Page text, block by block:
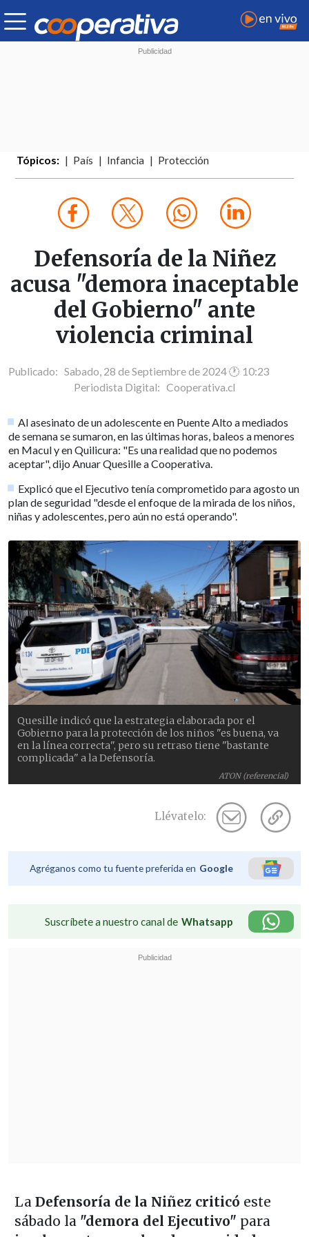
Tópicos: País Infancia Protección
Defensoría de la Niñez
acusa "demora inaceptable
del Gobierno" ante
violencia criminal
Publicado: Sabado, 28 de Septiembre de 2024 🕐 10:23
Periodista Digital: Cooperativa.cl
Al asesinato de un adolescente en Puente Alto a mediados
de semana se sumaron, en las últimas horas, baleos a menores
en Macul y en Quilicura: "Es una realidad que no podemos
aceptar", dijo Anuar Quesille a Cooperativa.
Explicó que el Ejecutivo tenía comprometido para agosto un
plan de seguridad "desde el enfoque de la mirada de los niños,
niñas y adolescentes, pero aún no está operando".
ATON (referencial)
Quesille indicó que la estrategia elaborada por el
Gobierno para la protección de los niños "es buena, va
en la línea correcta", pero su retraso tiene "bastante
complicada" a la Defensoría.
Llévatelo:
Agréganos como tu fuente preferida en Google
Suscríbete a nuestro canal de Whatsapp
La Defensoría de la Niñez criticó este
sábado la "demora del Ejecutivo" para